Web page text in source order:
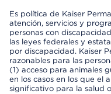
Es política de Kaiser
atención, servicios y
personas con
las leyes federales y
por discapacidad. Kaiser
razonables para las
(1) acceso para animales
en los casos en los que el
significativo para la salud